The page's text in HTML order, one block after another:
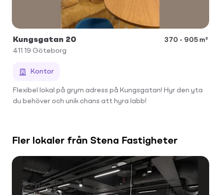
Kungsgatan 20
370 - 905 m²
411 19 Göteborg
Kontor
Flexibel lokal på grym adress på Kungsgatan! Hyr den yta
du behöver och unik chans att hyra labb!
Fler lokaler från Stena Fastigheter